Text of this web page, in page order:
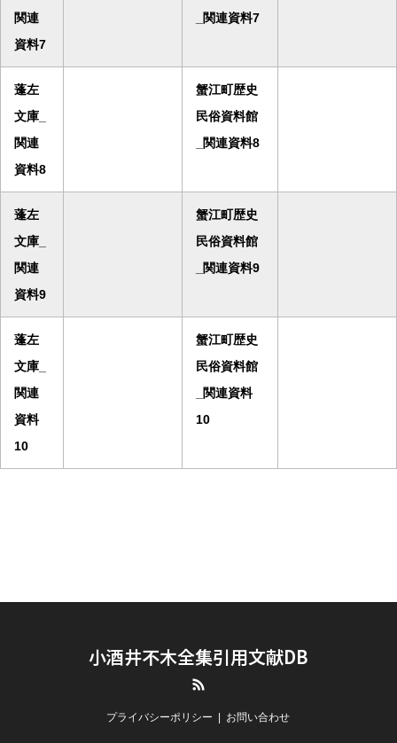
関連
資料7
_関連資料7
蓬左
文庫_
関連
資料8
蟹江町歴史
民俗資料館
_関連資料8
蓬左
文庫_
関連
資料9
蟹江町歴史
民俗資料館
_関連資料9
蓬左
文庫_
関連
資料
10
蟹江町歴史
民俗資料館
_関連資料
10
小酒井不木全集引用文献DB
プライバシーポリシー お問い合わせ